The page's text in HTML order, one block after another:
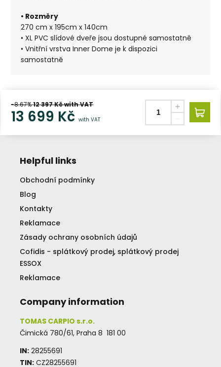
• Rozměry
270 cm x 195cm x 140cm
• XL PVC slídové dveře jsou dostupné samostatně
• Vnitřní vrstva Inner Dome je k dispozici
samostatně
-8.67%12 397Kč with VAT
13 699 Kčwith VAT
Helpful links
Obchodní podmínky
Blog
Kontakty
Reklamace
Zásady ochrany osobních údajů
Cofidis - splátkový prodej, splátkový prodej
ESSOX
Reklamace
Company information
TOMAS CARPIO s.r.o.
Čimická 780/61, Praha 8 181 00
IN: 28255691
TIN: CZ28255691